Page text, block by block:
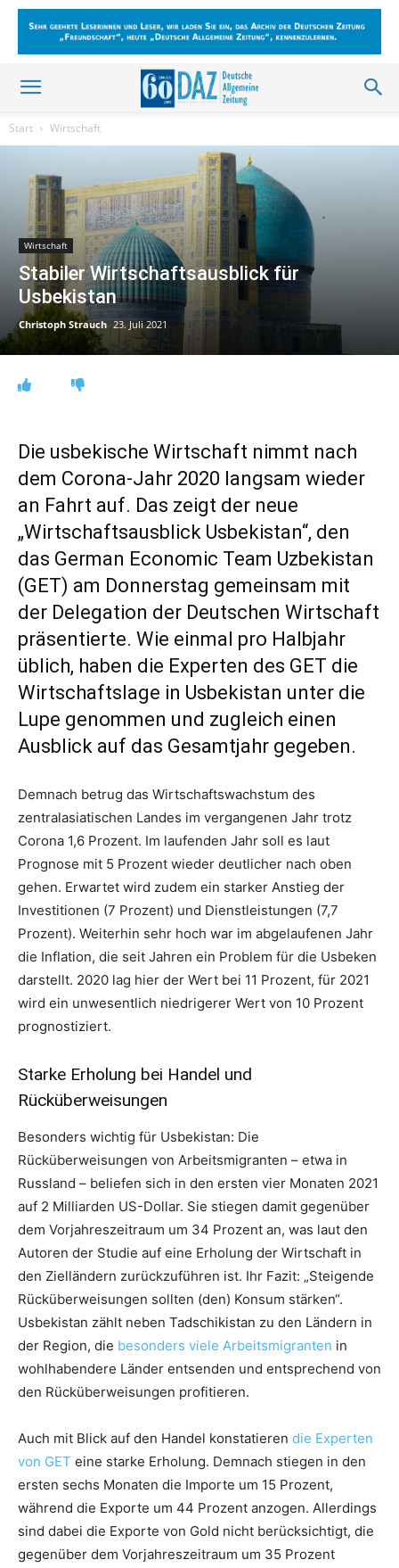
Start Wirtschaft
Wirtschaft
Stabiler Wirtschaftsausblick für
Usbekistan
Christoph Strauch 23. Juli 2021
Die usbekische Wirtschaft nimmt nach
dem Corona-Jahr 2020 langsam wieder
an Fahrt auf. Das zeigt der neue
„Wirtschaftsausblick Usbekistan“, den
das German Economic Team Uzbekistan
(GET) am Donnerstag gemeinsam mit
der Delegation der Deutschen Wirtschaft
präsentierte. Wie einmal pro Halbjahr
üblich, haben die Experten des GET die
Wirtschaftslage in Usbekistan unter die
Lupe genommen und zugleich einen
Ausblick auf das Gesamtjahr gegeben.
Demnach betrug das Wirtschaftswachstum des
zentralasiatischen Landes im vergangenen Jahr trotz
Corona 1,6 Prozent. Im laufenden Jahr soll es laut
Prognose mit 5 Prozent wieder deutlicher nach oben
gehen. Erwartet wird zudem ein starker Anstieg der
Investitionen (7 Prozent) und Dienstleistungen (7,7
Prozent). Weiterhin sehr hoch war im abgelaufenen Jahr
die Inflation, die seit Jahren ein Problem für die Usbeken
darstellt. 2020 lag hier der Wert bei 11 Prozent, für 2021
wird ein unwesentlich niedrigerer Wert von 10 Prozent
prognostiziert.
Starke Erholung bei Handel und
Rücküberweisungen
Besonders wichtig für Usbekistan: Die
Rücküberweisungen von Arbeitsmigranten – etwa in
Russland – beliefen sich in den ersten vier Monaten 2021
auf 2 Milliarden US-Dollar. Sie stiegen damit gegenüber
dem Vorjahreszeitraum um 34 Prozent an, was laut den
Autoren der Studie auf eine Erholung der Wirtschaft in
den Zielländern zurückzuführen ist. Ihr Fazit: „Steigende
Rücküberweisungen sollten (den) Konsum stärken“.
Usbekistan zählt neben Tadschikistan zu den Ländern in
der Region, die besonders viele Arbeitsmigranten in
wohlhabendere Länder entsenden und entsprechend von
den Rücküberweisungen profitieren.
Auch mit Blick auf den Handel konstatieren die Experten
von GET eine starke Erholung. Demnach stiegen in den
ersten sechs Monaten die Importe um 15 Prozent,
während die Exporte um 44 Prozent anzogen. Allerdings
sind dabei die Exporte von Gold nicht berücksichtigt, die
gegenüber dem Vorjahreszeitraum um 35 Prozent